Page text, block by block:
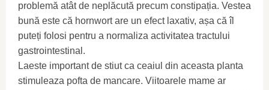
problemă atât de neplăcută precum constipația. Vestea
bună este că hornwort are un efect laxativ, așa că îl
puteți folosi pentru a normaliza activitatea tractului
gastrointestinal.
Laeste important de stiut ca ceaiul din aceasta planta
stimuleaza pofta de mancare. Viitoarele mame ar